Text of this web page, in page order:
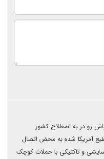
رو در به اصطلاح کشور
آمریکا شده به محض اتصال
و تاکتیکی با حملات کوچک